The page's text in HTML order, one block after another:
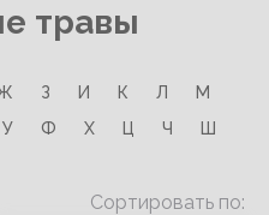
травы
З И К Л
М
У Ф Х Ц Ч
Ш
Сортировать по: